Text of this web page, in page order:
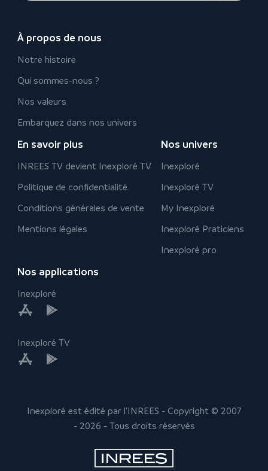
À propos de nous
Notre histoire
Qui sommes-nous ?
Nos valeurs
Embarquez dans nos univers
En savoir plus
INREES TV devient Inexploré TV
Politique de confidentialité
Conditions générales de vente
Mentions légales
Nos univers
Inexploré
Inexploré TV
My Inexploré
Inexploré Praticiens
Inexploré pro
Nos applications
Inexploré
Inexploré TV
Inexploré est édité par l'INREES - Copyright © 2007
- 2026 - Tous droits réservés